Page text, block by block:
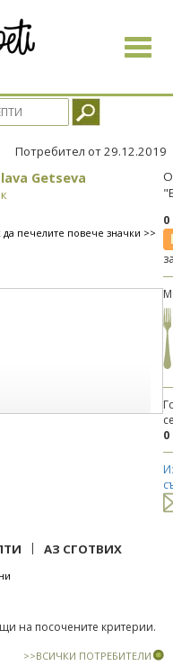
Toggle
Потребител от 29.12.2019
Getseva
да печелите повече значки >>
0
| АЗ СГОТВИХ
на посочените критерии.
>>ВСИЧКИ ПОТРЕБИТЕЛИ